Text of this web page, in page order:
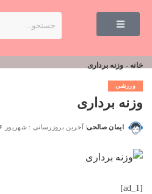
خانه - وزنه برداری
ورزشی
وزنه برداری
ایمان صالحی آخرین بروزرسانی : شهریور ۶, ۱۴۰۴
[ad_1]